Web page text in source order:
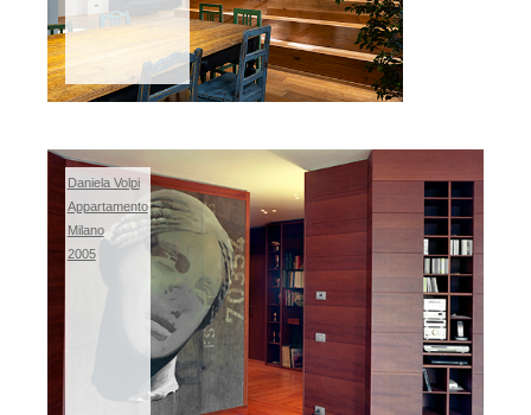
Daniela Volpi
Appartamento
Milano
2005